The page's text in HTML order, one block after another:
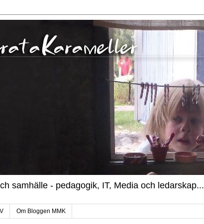
samhälle - pedagogik, IT, Media och ledarskap...
Om Bloggen MMK